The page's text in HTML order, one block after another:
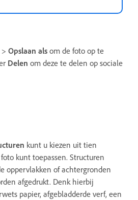
> Opslaan als om de foto op te
Delen om deze te delen op sociale
kunt u kiezen uit tien
kunt toepassen. Structuren
oppervlakken of achtergronden
afgedrukt. Denk hierbij
papier, afgebladderde verf, een